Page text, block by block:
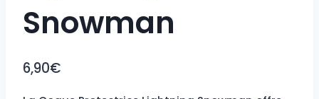
Snowman
6,90€